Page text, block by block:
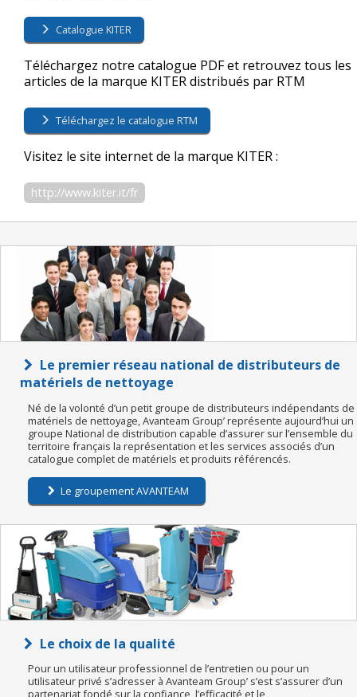
Catalogue KITER
Téléchargez notre catalogue PDF et retrouvez tous les
articles de la marque KITER distribués par RTM
Téléchargez le catalogue RTM
Visitez le site internet de la marque KITER :
http://www.kiter.it/fr
Le premier réseau national de distributeurs de
matériels de nettoyage
Né de la volonté d’un petit groupe de distributeurs indépendants de
matériels de nettoyage, Avanteam Group’ représente aujourd’hui un
groupe National de distribution capable d’assurer sur l’ensemble du
territoire français la représentation et les services associés d’un
catalogue complet de matériels et produits référencés.
Le groupement AVANTEAM
Le choix de la qualité
Pour un utilisateur professionnel de l’entretien ou pour un
utilisateur privé s’adresser à Avanteam Group’ s’est s’assurer d’un
partenariat fondé sur la confiance, l’efficacité et le